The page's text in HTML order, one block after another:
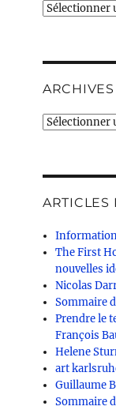
Catégories
ARCHIVES
Archives
ARTICLES
The First
nouvelles
Nicolas
Sommaire
Prendre le
François
Helene
art
Guillaume
Sommaire